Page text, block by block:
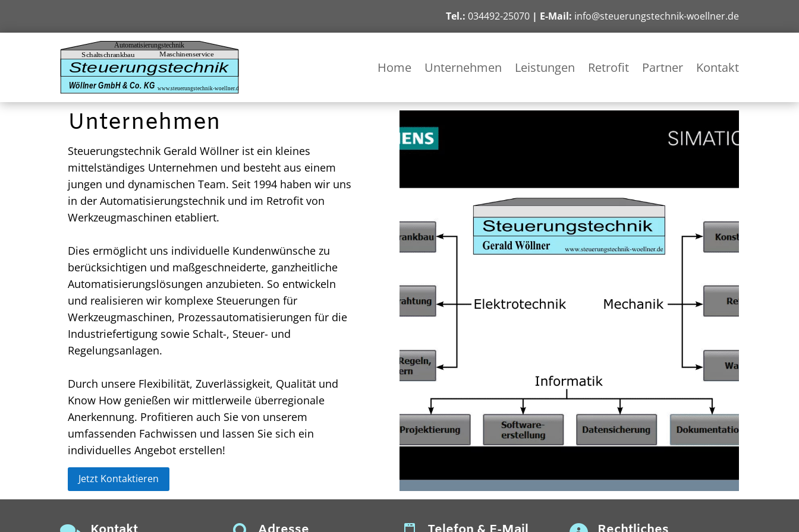
Tel.: 034492-25070 | E-Mail: info@steuerungstechnik-woellner.de
Home Unternehmen Leistungen Retrofit Partner Kontakt
Unternehmen
Steuerungstechnik Gerald Wöllner ist ein kleines
mittelständiges Unternehmen und besteht aus einem
jungen und dynamischen Team. Seit 1994 haben wir uns
in der Automatisierungstechnik und im Retrofit von
Werkzeugmaschinen etabliert.
Dies ermöglicht uns individuelle Kundenwünsche zu
berücksichtigen und maßgeschneiderte, ganzheitliche
Automatisierungslösungen anzubieten. So entwickeln
und realisieren wir komplexe Steuerungen für
Werkzeugmaschinen, Prozessautomatisierungen für die
Industriefertigung sowie Schalt-, Steuer- und
Regelungsanlagen.
Durch unsere Flexibilität, Zuverlässigkeit, Qualität und
Know How genießen wir mittlerweile überregionale
Anerkennung. Profitieren auch Sie von unserem
umfassenden Fachwissen und lassen Sie sich ein
individuelles Angebot erstellen!
Jetzt Kontaktieren